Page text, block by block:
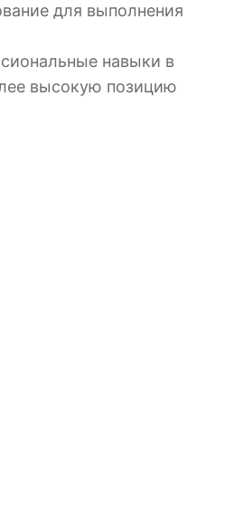
для выполнения
навыки в
высокую позицию